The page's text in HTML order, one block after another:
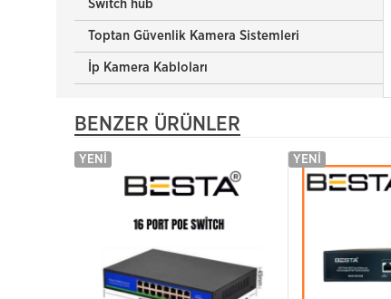
Switch hub
Toptan Güvenlik Kamera Sistemleri
İp Kamera Kabloları
BENZER ÜRÜNLER
YENI YENI